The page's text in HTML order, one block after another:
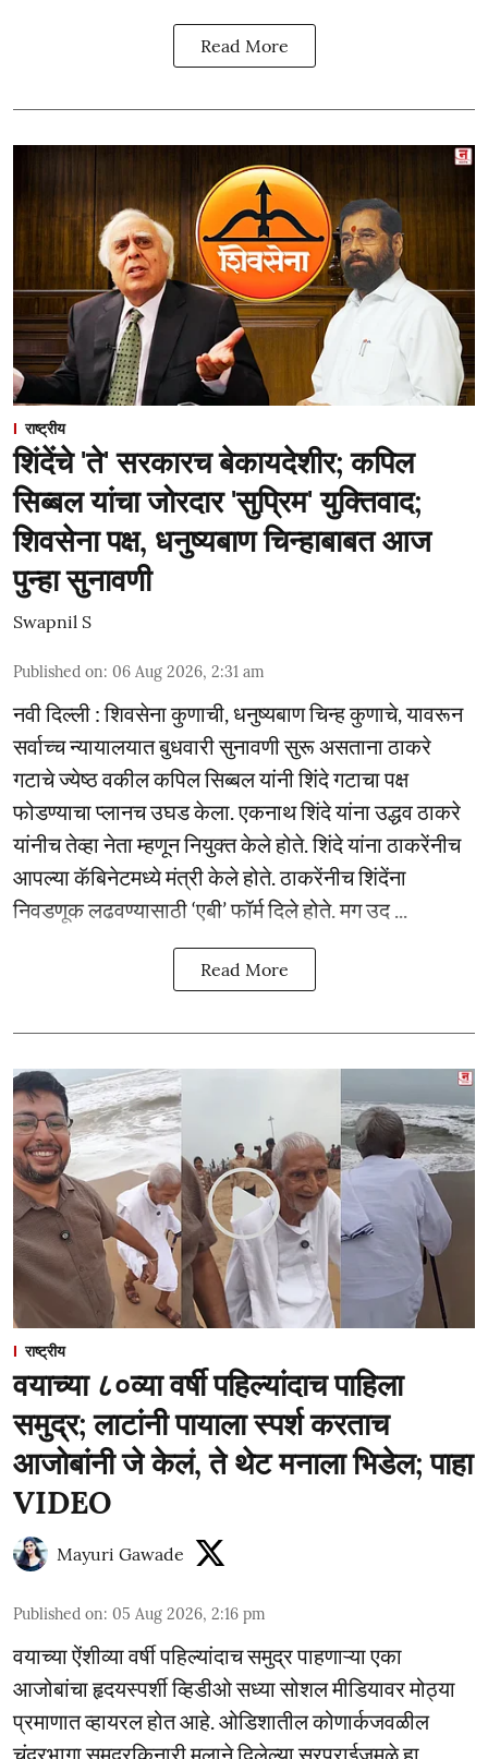
Read More
राष्ट्रीय
शिंदेंचे 'ते' सरकारच बेकायदेशीर; कपिल
सिब्बल यांचा जोरदार 'सुप्रिम' युक्तिवाद;
शिवसेना पक्ष, धनुष्यबाण चिन्हाबाबत आज
पुन्हा सुनावणी
Swapnil S
Published on: 06 Aug 2026, 2:31 am
नवी दिल्ली : शिवसेना कुणाची, धनुष्यबाण चिन्ह कुणाचे, यावरून
सर्वाच्च न्यायालयात बुधवारी सुनावणी सुरू असताना ठाकरे
गटाचे ज्येष्ठ वकील कपिल सिब्बल यांनी शिंदे गटाचा पक्ष
फोडण्याचा प्लानच उघड केला. एकनाथ शिंदे यांना उद्धव ठाकरे
यांनीच तेव्हा नेता म्हणून नियुक्त केले होते. शिंदे यांना ठाकरेंनीच
आपल्या कॅबिनेटमध्ये मंत्री केले होते. ठाकरेंनीच शिंदेंना
निवडणूक लढवण्यासाठी ‘एबी’ फॉर्म दिले होते. मग उद ...
Read More
राष्ट्रीय
वयाच्या ८०व्या वर्षी पहिल्यांदाच पाहिला
समुद्र; लाटांनी पायाला स्पर्श करताच
आजोबांनी जे केलं, ते थेट मनाला भिडेल; पाहा
VIDEO
Mayuri Gawade
Published on: 05 Aug 2026, 2:16 pm
वयाच्या ऐंशीव्या वर्षी पहिल्यांदाच समुद्र पाहणाऱ्या एका
आजोबांचा हृदयस्पर्शी व्हिडीओ सध्या सोशल मीडियावर मोठ्या
प्रमाणात व्हायरल होत आहे. ओडिशातील कोणार्कजवळील
चंद्रभागा समुद्रकिनारी मुलाने दिलेल्या सरप्राईजमुळे हा